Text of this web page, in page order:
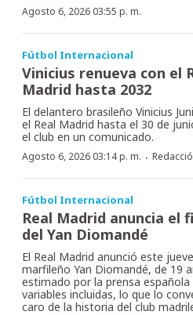
Agosto 6, 2026 03:55 p. m.
Fútbol Internacional
Vinicius renueva con el
Madrid hasta 2032
El delantero brasileño Vinicius
el Real Madrid hasta el 30 de
el club en un comunicado.
Agosto 6, 2026 03:14 p. m. ·
Fútbol Internacional
Real Madrid anuncia el
del Yan Diomandé
El Real Madrid anunció este
marfileño Yan Diomandé, de 19
estimado por la prensa
variables incluidas, lo que lo
caro de la historia del club